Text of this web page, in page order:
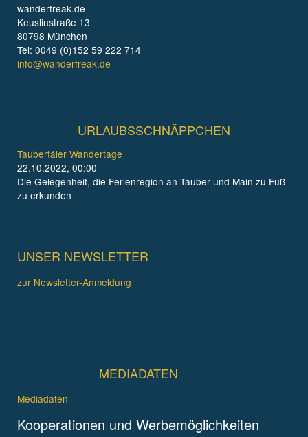
wanderfreak.de
Keuslinstraße 13
80798 München
Tel: 0049 (0)152 59 222 714
info@wanderfreak.de
URLAUBSSCHNÄPPCHEN
Taubertäler Wandertage
22.10.2022, 00:00
Die Gelegenheit, die Ferienregion an Tauber und Main zu Fuß
zu erkunden
UNSER NEWSLETTER
zur Newsletter-Anmeldung
MEDIADATEN
Mediadaten
Kooperationen und Werbemöglichkeiten